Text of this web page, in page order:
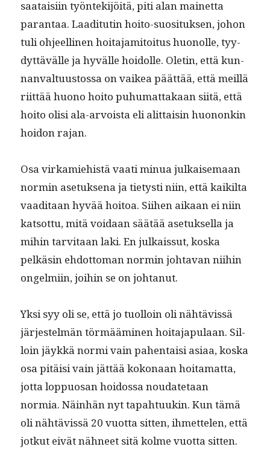
saataisi­in työn­tek­i­jöitä, piti alan mainet­ta
paran­taa. Laa­di­tutin hoito-suosi­tuk­sen, johon
tuli ohjeelli­nen hoita­jami­toi­tus huonolle, tyy­
dyt­tävälle ja hyvälle hoidolle. Oletin, että kun­
nan­val­tu­us­tossa on vaikea päät­tää, että meil­lä
riit­tää huono hoito puhu­mat­takaan siitä, että
hoito olisi ala-arvoista eli alit­taisin huononkin
hoidon rajan.
Osa virkamiehistä vaati min­ua julkaise­maan
normin ase­tuk­se­na ja tietysti niin, että kaik­il­ta
vaa­di­taan hyvää hoitoa. Siihen aikaan ei niin
kat­sot­tu, mitä voidaan säätää ase­tuk­sel­la ja
mihin tarvi­taan laki. En julkaissut, kos­ka
pelkäsin ehdot­toman normin johta­van niihin
ongelmi­in, joi­hin se on johtanut.
Yksi syy oli se, että jo tuol­loin oli nähtävis­sä
jär­jestelmän tör­määmi­nen hoita­japu­laan. Sil­
loin jäykkä nor­mi vain pahen­taisi asi­aa, kos­ka
osa pitäisi vain jät­tää kokon­aan hoita­mat­ta,
jot­ta lop­pu­osan hoi­dos­sa nou­date­taan
normia. Näin­hän nyt tapah­tuukin. Kun tämä
oli nähtävis­sä 20 vuot­ta sit­ten, ihmette­len, että
jotkut eivät näh­neet sitä kolme vuot­ta sitten.